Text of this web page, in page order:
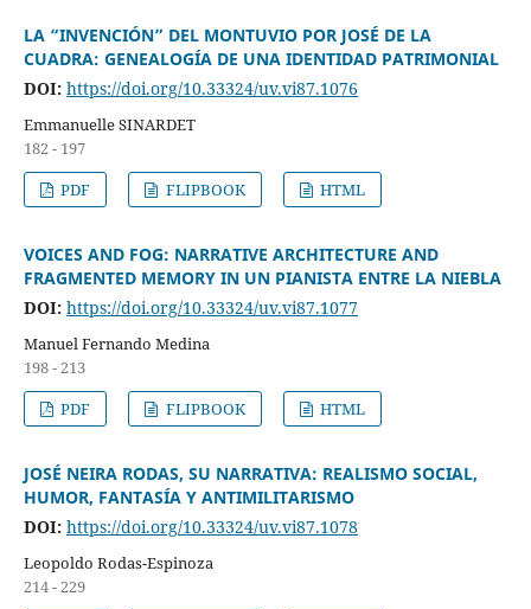
LA “INVENCIÓN” DEL MONTUVIO POR JOSÉ DE LA
CUADRA: GENEALOGÍA DE UNA IDENTIDAD PATRIMONIAL
DOI: https://doi.org/10.33324/uv.vi87.1076
Emmanuelle SINARDET
182 - 197
PDF
FLIPBOOK HTML
VOICES AND FOG: NARRATIVE ARCHITECTURE AND
FRAGMENTED MEMORY IN UN PIANISTA ENTRE LA NIEBLA
DOI: https://doi.org/10.33324/uv.vi87.1077
Manuel Fernando Medina
198 - 213
PDF
FLIPBOOK HTML
JOSÉ NEIRA RODAS, SU NARRATIVA: REALISMO SOCIAL,
HUMOR, FANTASÍA Y ANTIMILITARISMO
DOI: https://doi.org/10.33324/uv.vi87.1078
Leopoldo Rodas-Espinoza
214 - 229